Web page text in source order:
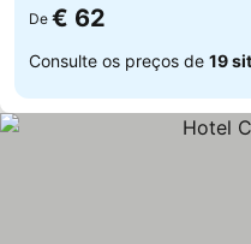
De € 62
Consulte os preços de 19